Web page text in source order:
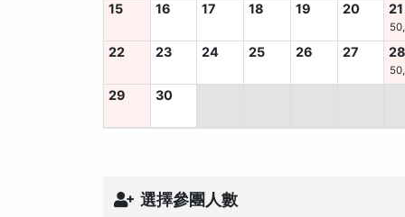
15 16 17 18 19 20 21
22 23 24 25 26 27
29 30
選擇參團人數